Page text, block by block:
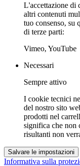
L'accettazione di
altri contenuti
tuo consenso, su
di terze parti:
Vimeo, YouTube
Necessari
Sempre attivo
I cookie tecnici
del nostro sito
prodotti nel
significa che non
risultanti non
Salvare le impostazioni
Informativa sulla